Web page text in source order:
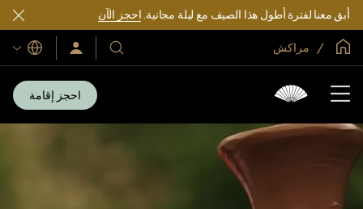
أبق معنا لفترة أطول هذا الصيف مع ليلة مجانية.احجز الآن
الصفحة الرئيسية العالمية
مراكش
فنادقنا
ومنتجعاتنا
سجّل
الدخول/
اللغات
احجز إقامة